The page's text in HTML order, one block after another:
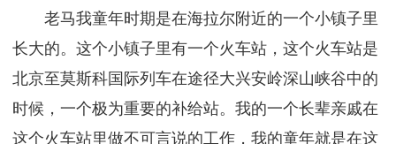
老马我童年时期是在海拉尔附近的一个小镇子里
长大的。这个小镇子里有一个火车站，这个火车站是
北京至莫斯科国际列车在途径大兴安岭深山峡谷中的
时候，一个极为重要的补给站。我的一个长辈亲戚在
这个火车站里做不可言说的工作，我的童年就是在这